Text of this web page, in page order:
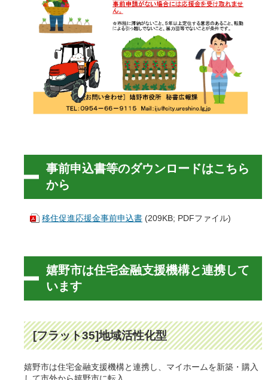
事前申込書等のダウンロードはこちら
から
移住促進応援金事前申込書 (209KB; PDFファイル)
嬉野市は住宅金融支援機構と連携して
います
[フラット35]地域活性化型
嬉野市は住宅金融支援機構と連携し、マイホームを新築・購入